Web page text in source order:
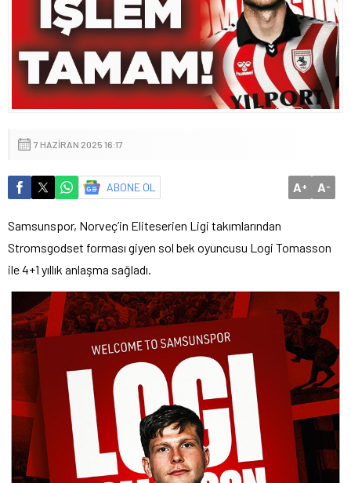
7 HAZIRAN 2025 16:17
ABONE OL A+ A-
Samsunspor, Norveç’in Eliteserien Ligi takımlarından
Stromsgodset forması giyen sol bek oyuncusu Logi Tomasson
ile 4+1 yıllık anlaşma sağladı.